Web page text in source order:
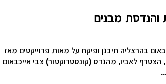
והנדסת מבנים
בהרצליה תיכנן ופיקח על מאות פרוייקטים מאז
הצטרף לאביו, מהנדס (קונסטרוקטור) צבי אייכבאום